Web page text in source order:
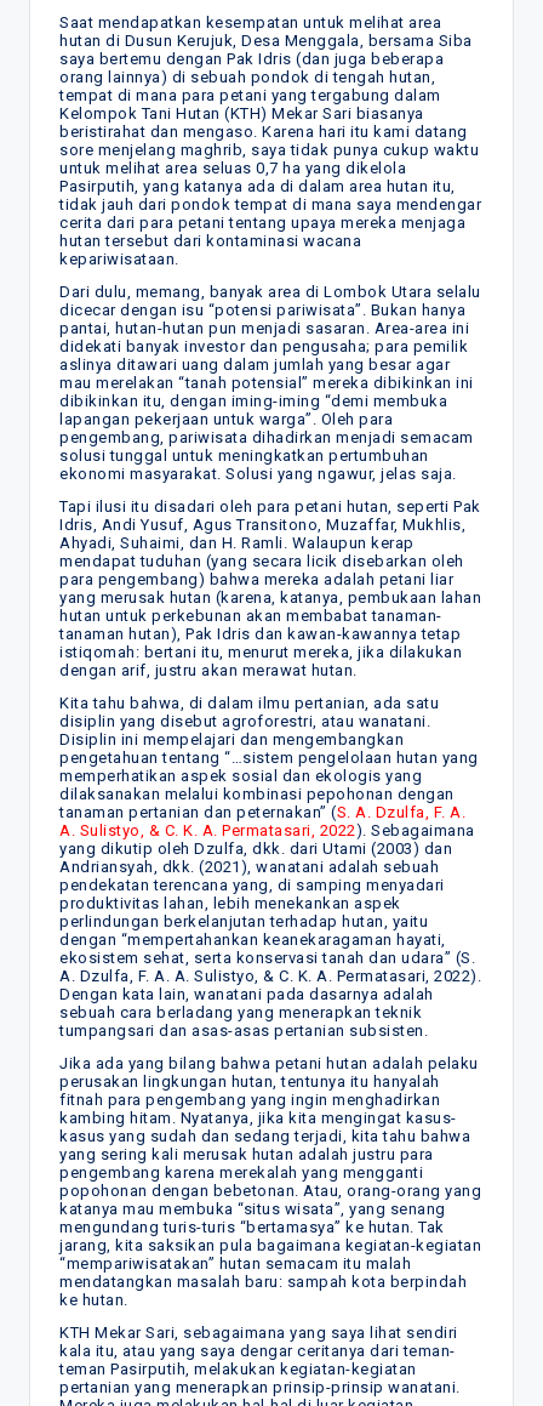
Saat mendapatkan kesempatan untuk melihat area
hutan di Dusun Kerujuk, Desa Menggala, bersama Siba
saya bertemu dengan Pak Idris (dan juga beberapa
orang lainnya) di sebuah pondok di tengah hutan,
tempat di mana para petani yang tergabung dalam
Kelompok Tani Hutan (KTH) Mekar Sari biasanya
beristirahat dan mengaso. Karena hari itu kami datang
sore menjelang maghrib, saya tidak punya cukup waktu
untuk melihat area seluas 0,7 ha yang dikelola
Pasirputih, yang katanya ada di dalam area hutan itu,
tidak jauh dari pondok tempat di mana saya mendengar
cerita dari para petani tentang upaya mereka menjaga
hutan tersebut dari kontaminasi wacana
kepariwisataan.
Dari dulu, memang, banyak area di Lombok Utara selalu
dicecar dengan isu “potensi pariwisata”. Bukan hanya
pantai, hutan-hutan pun menjadi sasaran. Area-area ini
didekati banyak investor dan pengusaha; para pemilik
aslinya ditawari uang dalam jumlah yang besar agar
mau merelakan “tanah potensial” mereka dibikinkan ini
dibikinkan itu, dengan iming-iming “demi membuka
lapangan pekerjaan untuk warga”. Oleh para
pengembang, pariwisata dihadirkan menjadi semacam
solusi tunggal untuk meningkatkan pertumbuhan
ekonomi masyarakat. Solusi yang ngawur, jelas saja.
Tapi ilusi itu disadari oleh para petani hutan, seperti Pak
Idris, Andi Yusuf, Agus Transitono, Muzaffar, Mukhlis,
Ahyadi, Suhaimi, dan H. Ramli. Walaupun kerap
mendapat tuduhan (yang secara licik disebarkan oleh
para pengembang) bahwa mereka adalah petani liar
yang merusak hutan (karena, katanya, pembukaan lahan
hutan untuk perkebunan akan membabat tanaman-
tanaman hutan), Pak Idris dan kawan-kawannya tetap
istiqomah: bertani itu, menurut mereka, jika dilakukan
dengan arif, justru akan merawat hutan.
Kita tahu bahwa, di dalam ilmu pertanian, ada satu
disiplin yang disebut agroforestri, atau wanatani.
Disiplin ini mempelajari dan mengembangkan
pengetahuan tentang “…sistem pengelolaan hutan yang
memperhatikan aspek sosial dan ekologis yang
dilaksanakan melalui kombinasi pepohonan dengan
tanaman pertanian dan peternakan” (S. A. Dzulfa, F. A.
A. Sulistyo, & C. K. A. Permatasari, 2022). Sebagaimana
yang dikutip oleh Dzulfa, dkk. dari Utami (2003) dan
Andriansyah, dkk. (2021), wanatani adalah sebuah
pendekatan terencana yang, di samping menyadari
produktivitas lahan, lebih menekankan aspek
perlindungan berkelanjutan terhadap hutan, yaitu
dengan “mempertahankan keanekaragaman hayati,
ekosistem sehat, serta konservasi tanah dan udara” (S.
A. Dzulfa, F. A. A. Sulistyo, & C. K. A. Permatasari, 2022).
Dengan kata lain, wanatani pada dasarnya adalah
sebuah cara berladang yang menerapkan teknik
tumpangsari dan asas-asas pertanian subsisten.
Jika ada yang bilang bahwa petani hutan adalah pelaku
perusakan lingkungan hutan, tentunya itu hanyalah
fitnah para pengembang yang ingin menghadirkan
kambing hitam. Nyatanya, jika kita mengingat kasus-
kasus yang sudah dan sedang terjadi, kita tahu bahwa
yang sering kali merusak hutan adalah justru para
pengembang karena merekalah yang mengganti
popohonan dengan bebetonan. Atau, orang-orang yang
katanya mau membuka “situs wisata”, yang senang
mengundang turis-turis “bertamasya” ke hutan. Tak
jarang, kita saksikan pula bagaimana kegiatan-kegiatan
“mempariwisatakan” hutan semacam itu malah
mendatangkan masalah baru: sampah kota berpindah
ke hutan.
KTH Mekar Sari, sebagaimana yang saya lihat sendiri
kala itu, atau yang saya dengar ceritanya dari teman-
teman Pasirputih, melakukan kegiatan-kegiatan
pertanian yang menerapkan prinsip-prinsip wanatani.